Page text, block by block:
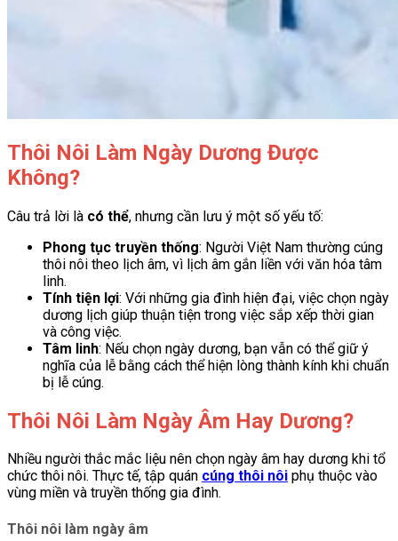
Thôi Nôi Làm Ngày Dương Được
Không?
Câu trả lời là có thể, nhưng cần lưu ý một số yếu tố:
Phong tục truyền thống: Người Việt Nam thường cúng
thôi nôi theo lịch âm, vì lịch âm gắn liền với văn hóa tâm
linh.
Tính tiện lợi: Với những gia đình hiện đại, việc chọn ngày
dương lịch giúp thuận tiện trong việc sắp xếp thời gian
và công việc.
Tâm linh: Nếu chọn ngày dương, bạn vẫn có thể giữ ý
nghĩa của lễ bằng cách thể hiện lòng thành kính khi chuẩn
bị lễ cúng.
Thôi Nôi Làm Ngày Âm Hay Dương?
Nhiều người thắc mắc liệu nên chọn ngày âm hay dương khi tổ
chức thôi nôi. Thực tế, tập quán cúng thôi nôi phụ thuộc vào
vùng miền và truyền thống gia đình.
Thôi nôi làm ngày âm